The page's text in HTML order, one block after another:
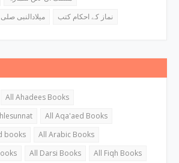
میلادالنبی
نماز کے احکام کتب
All Ahadees Books
All Aqa'aed Books
books
All Arabic Books
All Darsi Books
All Fiqh Books